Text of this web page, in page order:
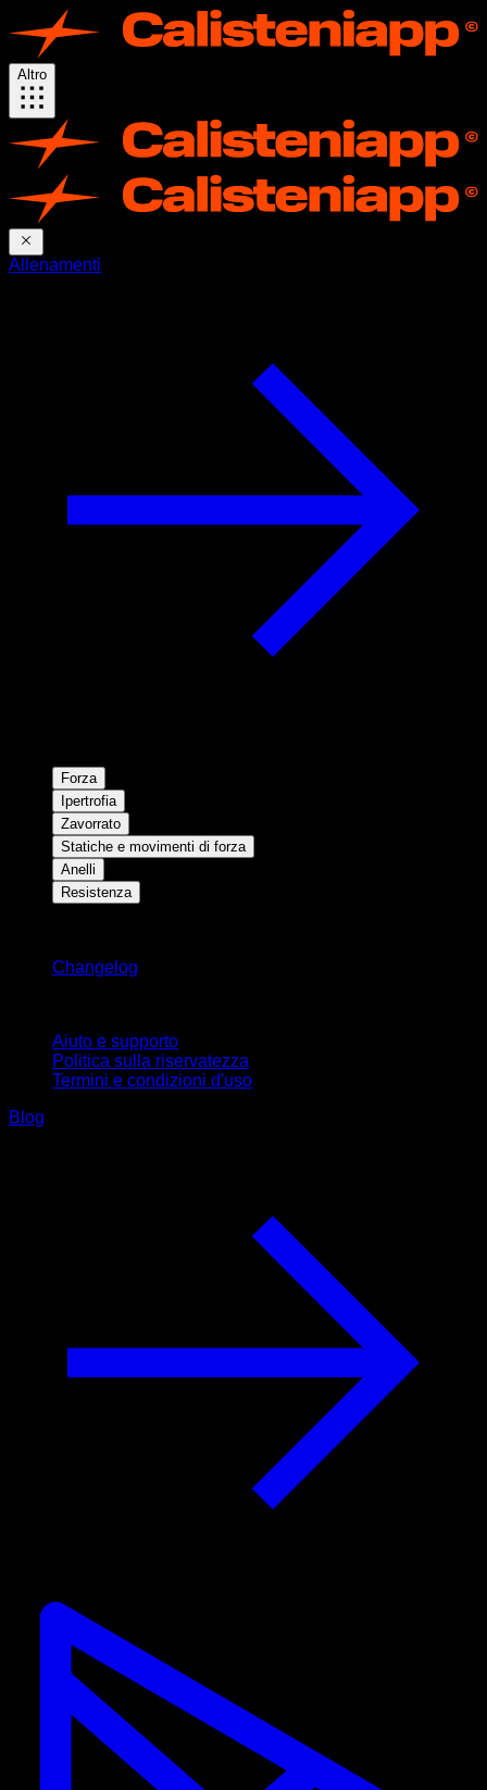
Altro
Allenamenti
Forza
Ipertrofia
Zavorrato
Statiche e movimenti di forza
Anelli
Resistenza
Changelog
Aiuto e supporto
Politica sulla riservatezza
Termini e condizioni d'uso
Blog